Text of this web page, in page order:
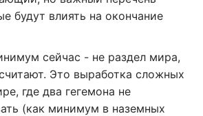
будут влиять на окончание
сейчас - не раздел мира,
Это выработка сложных
где два гегемона не
(как минимум в наземных